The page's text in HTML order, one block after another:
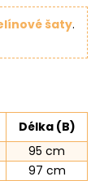
šaty.
Délka (B)
95 cm
97 cm